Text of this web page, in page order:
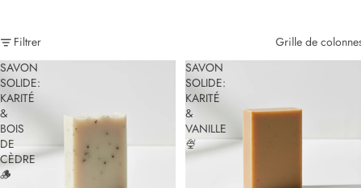
Filtrer
Grille de
SAVON
SOLIDE:
KARITÉ
&
BOIS
DE
CÈDRE
🪵
SAVON
SOLIDE:
KARITÉ
&
VANILLE
🍨